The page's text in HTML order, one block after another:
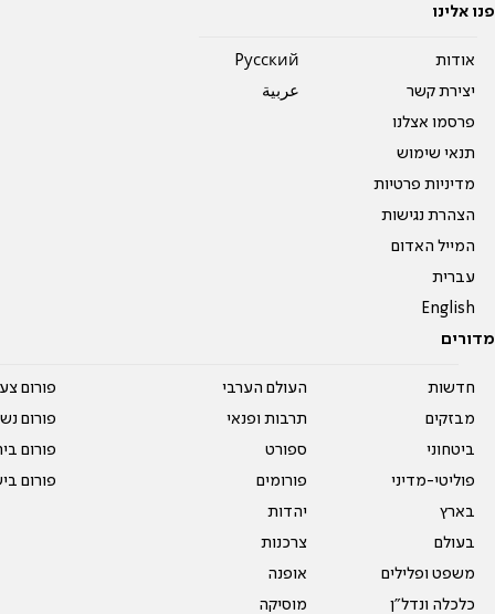
פנו אלינו
אודות
יצירת קשר
פרסמו אצלנו
תנאי שימוש
מדיניות פרטיות
הצהרת נגישות
המייל האדום
עברית
English
Pусский
عربية
מדורים
חדשות
מבזקים
ביטחוני
פוליטי-מדיני
בארץ
בעולם
משפט ופלילים
כלכלה ונדל"ן
העולם הערבי
תרבות ופנאי
ספורט
פורומים
יהדות
צרכנות
אופנה
מוסיקה
פורום
פורום
פורום
פורום